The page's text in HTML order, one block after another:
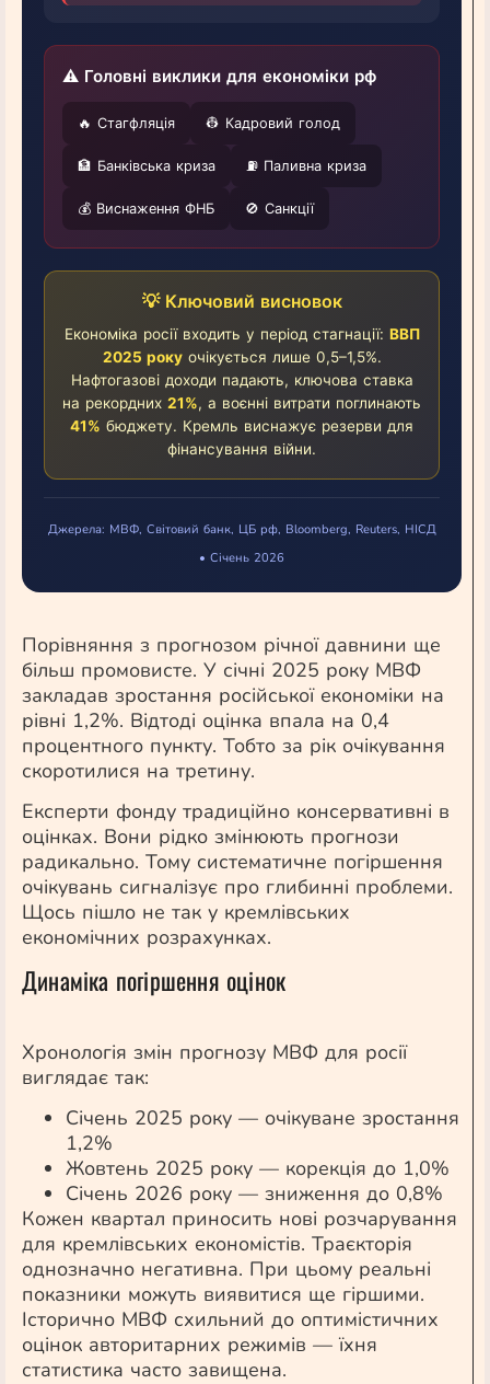
⚠️ Головні виклики для економіки рф
🔥 Стагфляція 👷 Кадровий голод
🏦 Банківська криза ⛽ Паливна криза
💰 Виснаження ФНБ 🚫 Санкції
💡 Ключовий висновок
Економіка росії входить у період стагнації: ВВП
2025 рокуочікується лише 0,5–1,5%.
Нафтогазові доходи падають, ключова ставка
на рекордних 21%, а воєнні витрати поглинають
41% бюджету. Кремль виснажує резерви для
фінансування війни.
Джерела: МВФ, Світовий банк, ЦБ рф, Bloomberg, Reuters, НІСД
• Січень 2026
Порівняння з прогнозом річної давнини ще
більш промовисте. У січні 2025 року МВФ
закладав зростання російської економіки на
рівні 1,2%. Відтоді оцінка впала на 0,4
процентного пункту. Тобто за рік очікування
скоротилися на третину.
Експерти фонду традиційно консервативні в
оцінках. Вони рідко змінюють прогнози
радикально. Тому систематичне погіршення
очікувань сигналізує про глибинні проблеми.
Щось пішло не так у кремлівських
економічних розрахунках.
Динаміка погіршення оцінок
Хронологія змін прогнозу МВФ для росії
виглядає так:
Січень 2025 року — очікуване зростання
1,2%
Жовтень 2025 року — корекція до 1,0%
Січень 2026 року — зниження до 0,8%
Кожен квартал приносить нові розчарування
для кремлівських економістів. Траєкторія
однозначно негативна. При цьому реальні
показники можуть виявитися ще гіршими.
Історично МВФ схильний до оптимістичних
оцінок авторитарних режимів — їхня
статистика часто завищена.